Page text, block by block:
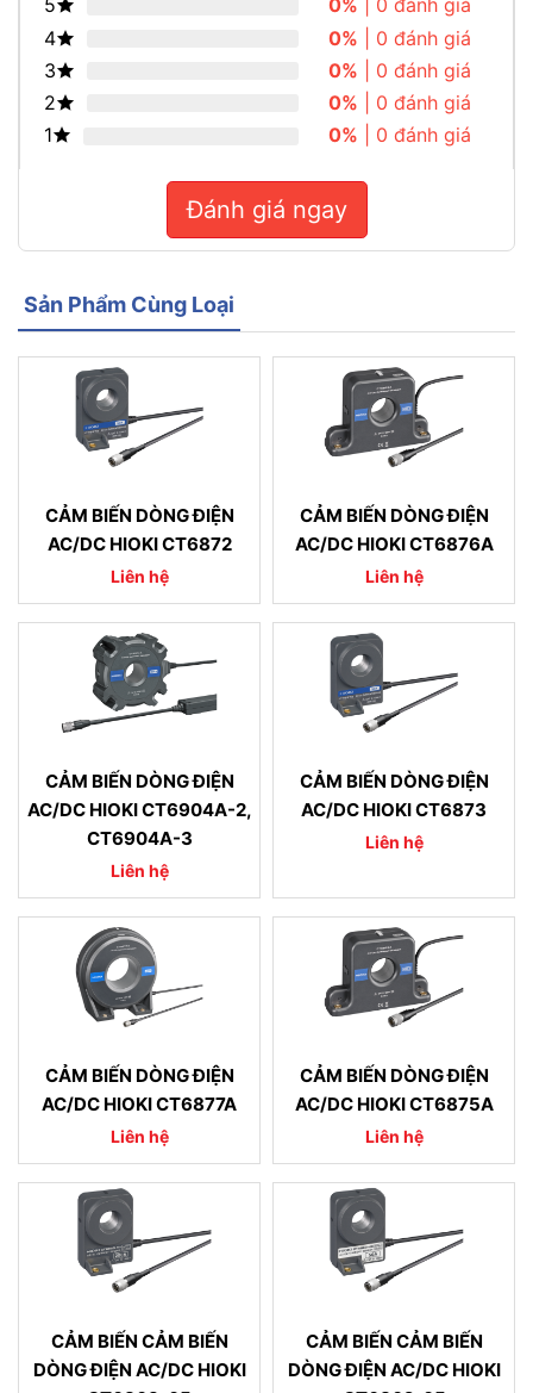
5 0% | 0 đánh giá
4
0% | 0 đánh giá
3
0% | 0 đánh giá
2
0% | 0 đánh giá
1
0% | 0 đánh giá
Đánh giá ngay
Sản Phẩm Cùng Loại
CẢM BIẾN DÒNG ĐIỆN
AC/DC HIOKI CT6872
Liên hệ
CẢM BIẾN DÒNG ĐIỆN
AC/DC HIOKI CT6876A
Liên hệ
CẢM BIẾN DÒNG ĐIỆN
AC/DC HIOKI CT6904A-2,
CT6904A-3
Liên hệ
CẢM BIẾN DÒNG ĐIỆN
AC/DC HIOKI CT6873
Liên hệ
CẢM BIẾN DÒNG ĐIỆN
AC/DC HIOKI CT6877A
Liên hệ
CẢM BIẾN DÒNG ĐIỆN
AC/DC HIOKI CT6875A
Liên hệ
CẢM BIẾN CẢM BIẾN
DÒNG ĐIỆN AC/DC HIOKI
CẢM BIẾN CẢM BIẾN
DÒNG ĐIỆN AC/DC HIOKI